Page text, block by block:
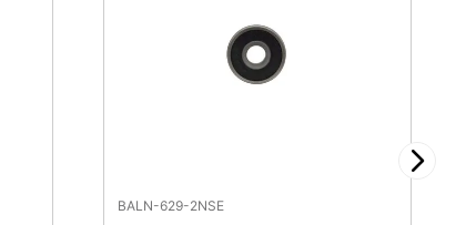
BALN-629-2NSE